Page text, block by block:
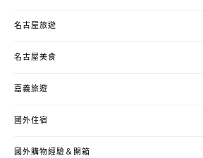
名古屋旅遊
名古屋美食
嘉義旅遊
國外住宿
國外購物經驗＆開箱